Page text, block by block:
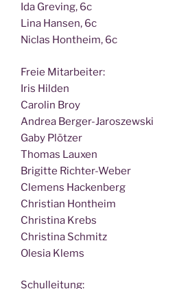
Ida Gre­ving, 6c
Lina Han­sen, 6c
Nic­las Hont­heim, 6c
Freie Mit­ar­bei­ter:
Iris Hilden
Caro­lin Broy
Andrea Berger-Jaroszewski
Gaby Plötzer
Tho­mas Lauxen
Bri­git­te Richter-Weber
Cle­mens Hackenberg
Chris­ti­an Hontheim
Chris­ti­na Krebs
Chris­ti­na Schmitz
Ole­sia Klems
Schul­lei­tung: